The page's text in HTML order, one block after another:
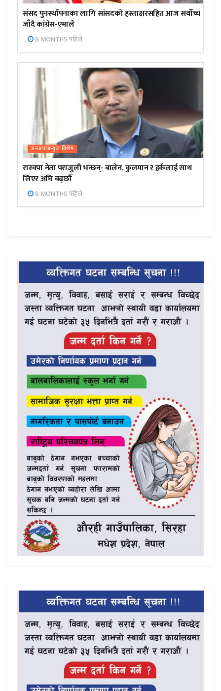
संसद पुनर्स्थापनाका लागि सांसदको हस्ताक्षरसहित आज सर्वोच्च
जाँदै कांग्रेस-एमाले
8 MONTHS पहिले
जनप्रभाबन्युज विशेष
रास्वपा नेता पराजुली भन्छन्- बालेन, कुलमान र हर्कलाई साथ
लिएर अघि बढ्छौँ
8 MONTHS पहिले